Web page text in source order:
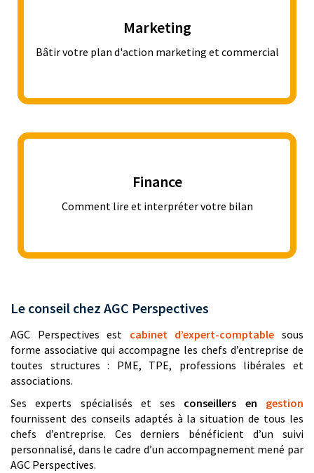
Marketing
Bâtir votre plan d'action marketing et commercial
Finance
Comment lire et interpréter votre bilan
Le conseil chez AGC Perspectives
AGC Perspectives est cabinet d’expert-comptable sous
forme associative qui accompagne les chefs d’entreprise de
toutes structures : PME, TPE, professions libérales et
associations.
Ses experts spécialisés et ses conseillers en gestion
fournissent des conseils adaptés à la situation de tous les
chefs d’entreprise. Ces derniers bénéficient d’un suivi
personnalisé, dans le cadre d’un accompagnement mené par
AGC Perspectives.